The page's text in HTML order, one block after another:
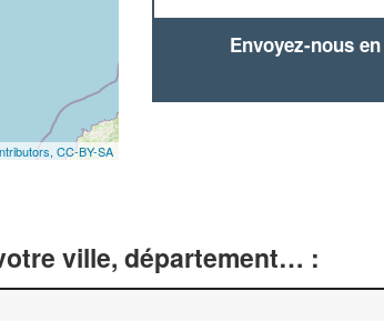
CC-BY-SA
Envoyez-nous
ville, département… :